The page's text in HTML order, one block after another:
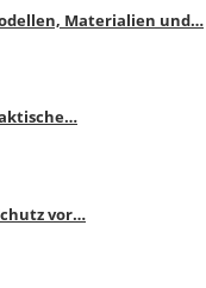
Materialien und…
vor…